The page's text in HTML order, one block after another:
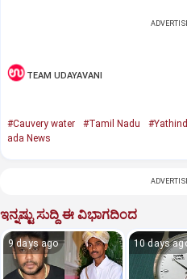
TEAM UDAYAVANI
#Cauvery water #Tamil Nadu
ada News
ಇನ್ನಷ್ಟು ಸುದ್ದಿ ಈ ವಿಭಾಗದಿಂದ
9 days ago 10 days